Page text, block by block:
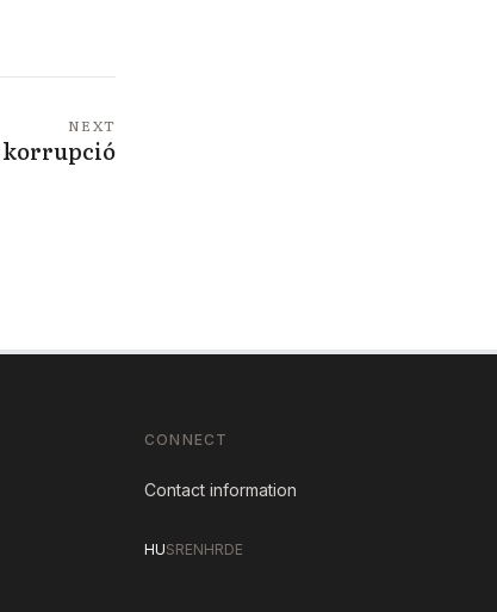
NEXT
korrupció
CONNECT
Contact information
HUSRENHRDE